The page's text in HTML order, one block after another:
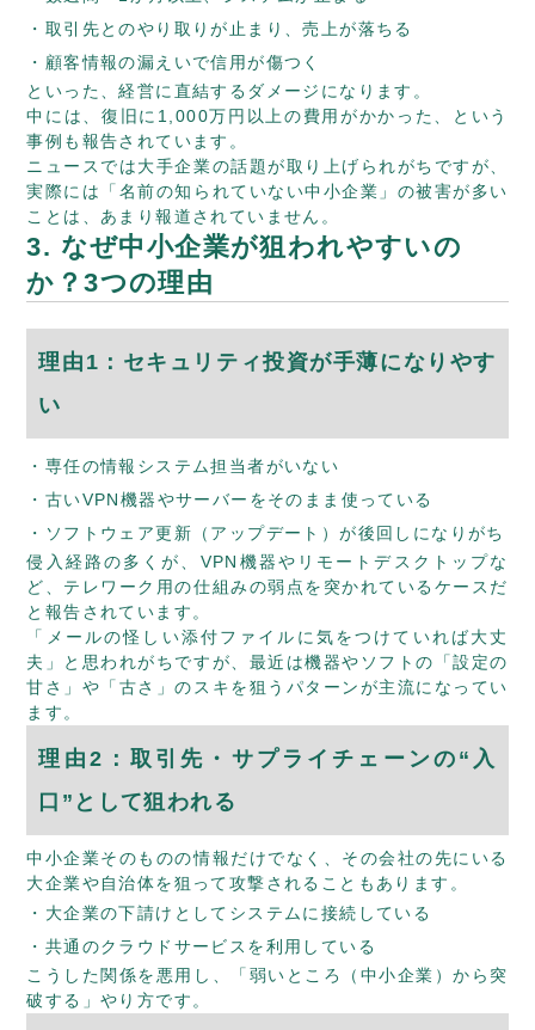
取引先とのやり取りが止まり、売上が落ちる
顧客情報の漏えいで信用が傷つく
といった、経営に直結するダメージになります。
中には、復旧に1,000万円以上の費用がかかった、という
事例も報告されています。
ニュースでは大手企業の話題が取り上げられがちですが、
実際には「名前の知られていない中小企業」の被害が多い
ことは、あまり報道されていません。
3. なぜ中小企業が狙われやすいの
か？3つの理由
理由1：セキュリティ投資が手薄になりやす
い
専任の情報システム担当者がいない
古いVPN機器やサーバーをそのまま使っている
ソフトウェア更新（アップデート）が後回しになりがち
侵入経路の多くが、VPN機器やリモートデスクトップな
ど、テレワーク用の仕組みの弱点を突かれているケースだ
と報告されています。
「メールの怪しい添付ファイルに気をつけていれば大丈
夫」と思われがちですが、最近は機器やソフトの「設定の
甘さ」や「古さ」のスキを狙うパターンが主流になってい
ます。
理由2：取引先・サプライチェーンの“入
口”として狙われる
中小企業そのものの情報だけでなく、その会社の先にいる
大企業や自治体を狙って攻撃されることもあります。
大企業の下請けとしてシステムに接続している
共通のクラウドサービスを利用している
こうした関係を悪用し、「弱いところ（中小企業）から突
破する」やり方です。